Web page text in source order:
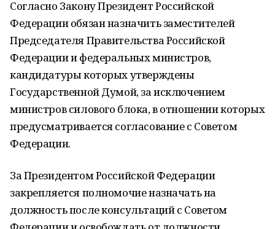
Согласно Закону Президент Российской
Федерации обязан назначить заместителей
Председателя Правительства Российской
Федерации и федеральных министров,
кандидатуры которых утверждены
Государственной Думой, за исключением
министров силового блока, в отношении которых
предусматривается согласование с Советом
Федерации.
За Президентом Российской Федерации
закрепляется полномочие назначать на
должность после консультаций с Советом